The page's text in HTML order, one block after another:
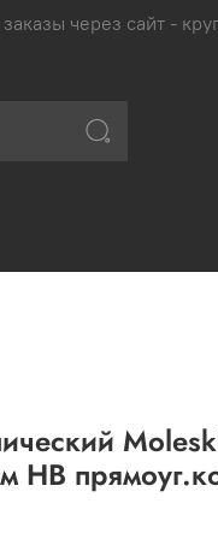
через сайт -
HB